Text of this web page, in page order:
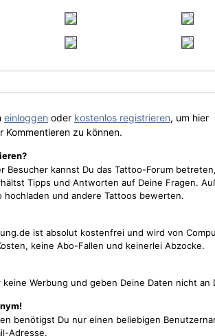
einloggen oder kostenlos registrieren, um hier
Kommentieren zu können.
Besucher kannst Du das Tattoo-Forum
Tipps und Antworten auf Deine Fragen.
hochladen und andere Tattoos bewerten.
ist absolut kostenfrei und wird von
keine Abo-Fallen und keinerlei Abzocke.
keine Werbung und geben Deine Daten nicht an
benötigst Du nur einen beliebigen
Adresse.